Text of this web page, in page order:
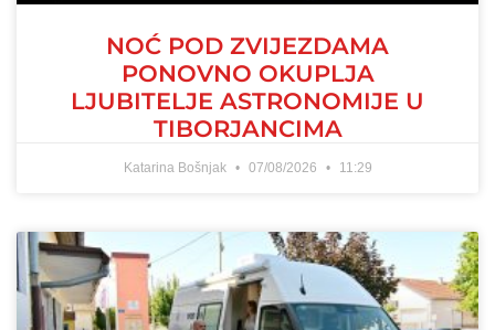
NOĆ POD ZVIJEZDAMA
PONOVNO OKUPLJA
LJUBITELJE ASTRONOMIJE U
TIBORJANCIMA
Katarina Bošnjak 07/08/2026 11:29